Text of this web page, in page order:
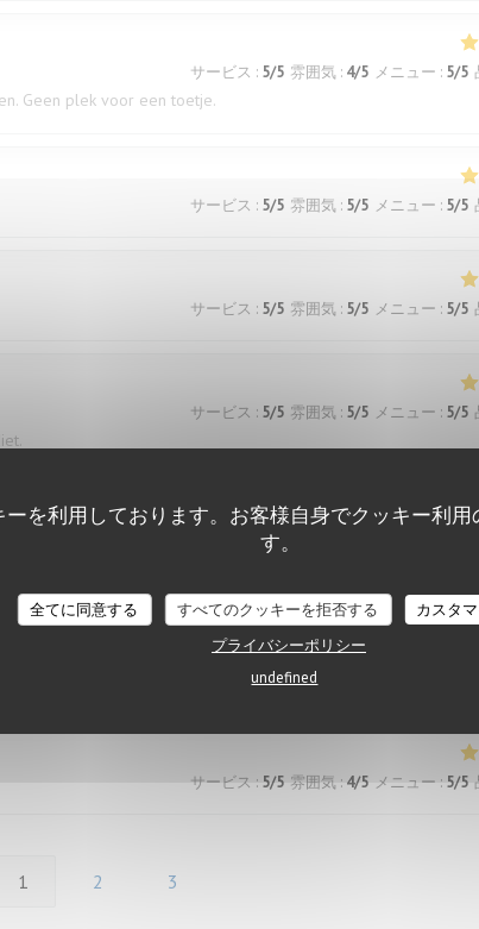
を利用しております。お客様自身でクッキー利用
す。
全てに同意する すべてのクッキーを拒否する
カスタ
プライバシーポリシー
undefined
サービス : 5/5 雰囲気: 4/5 メニュー : 5/5
Geen plek voor een toetje.
サービス : 5/5 雰囲気: 5/5 メニュー : 5/5
サービス : 5/5 雰囲気: 5/5 メニュー : 5/5
サービス : 5/5 雰囲気 : 5/5 メニュー : 5/5
5/5
サービス:5/5 雰囲気
サービス : 5/5 雰囲気 : 4/5 メニュー : 5/5
1 2 3